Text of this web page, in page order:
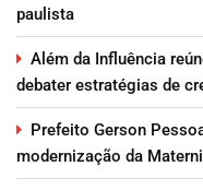
paulista
Além da Influência
debater estratégias de
Prefeito Gerson
modernização da